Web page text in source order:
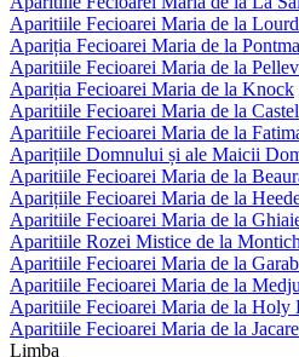
Aparitiile Fecioarei Maria de la
Apariția Fecioarei Maria de la
Aparitiile Fecioarei Maria de la
Apariția Fecioarei Maria de la Knock
Aparitiile Fecioarei Maria de la
Aparitiile Fecioarei Maria de la
Aparițiile Domnului și ale Maicii
Aparitiile Fecioarei Maria de la
Aparițiile Fecioarei Maria de la
Aparitiile Fecioarei Maria de la
Aparitiile Rozei Mistice de la
Aparitiile Fecioarei Maria de la
Aparitiile Fecioarei Maria de la
Aparitiile Fecioarei Maria de la Holy
Aparitiile Fecioarei Maria de la
Limba